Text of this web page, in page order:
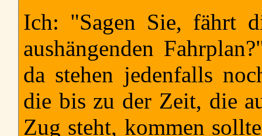
Ich: "Sagen Sie, fährt
aushängenden
da stehen jedenfalls
die bis zu der Zeit, die
Zug steht, kommen